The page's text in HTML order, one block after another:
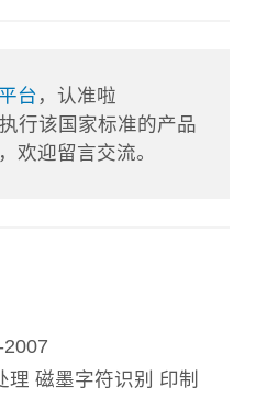
台 ，认准啦
行该国家标准的产品
，欢迎留言交流。
磁墨字符识别 印制